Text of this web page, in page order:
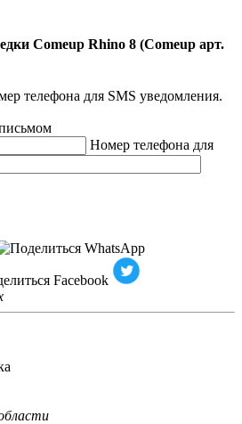
Comeup Rhino 8 (Comeup арт.
телефона для SMS уведомления.
Номер телефона для